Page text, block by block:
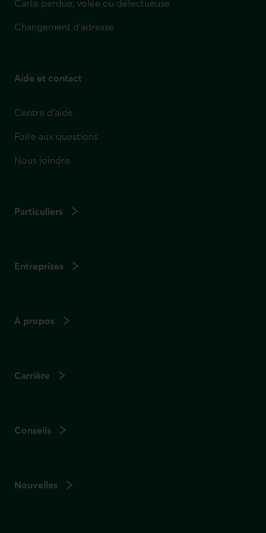
Carte perdue, volée ou défectueuse
Changement d'adresse
Aide et contact
Centre d'aide
Foire aux questions
Nous joindre
Particuliers
Entreprises
À propos
Carrière
Conseils
Nouvelles